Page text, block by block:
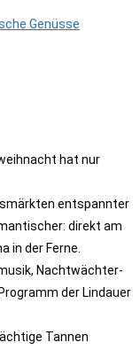
Genüsse
hat nur
entspannter
direkt am
in der Ferne.
Nachtwächter-
der Lindauer
Tannen